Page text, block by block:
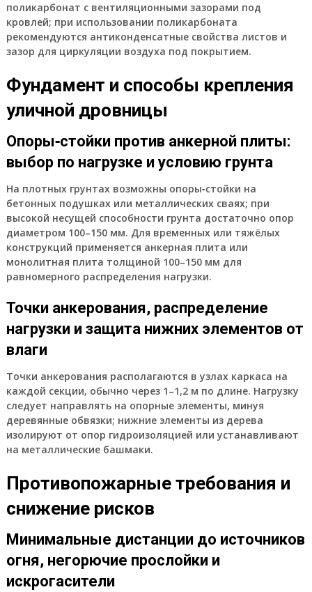
поликарбонат с вентиляционными зазорами под
кровлей; при использовании поликарбоната
рекомендуются антиконденсатные свойства листов и
зазор для циркуляции воздуха под покрытием.
Фундамент и способы крепления
уличной дровницы
Опоры‑стойки против анкерной плиты:
выбор по нагрузке и условию грунта
На плотных грунтах возможны опоры‑стойки на
бетонных подушках или металлических сваях; при
высокой несущей способности грунта достаточно опор
диаметром 100–150 мм. Для временных или тяжёлых
конструкций применяется анкерная плита или
монолитная плита толщиной 100–150 мм для
равномерного распределения нагрузки.
Точки анкерования, распределение
нагрузки и защита нижних элементов от
влаги
Точки анкерования располагаются в узлах каркаса на
каждой секции, обычно через 1–1,2 м по длине. Нагрузку
следует направлять на опорные элементы, минуя
деревянные обвязки; нижние элементы из дерева
изолируют от опор гидроизоляцией или устанавливают
на металлические башмаки.
Противопожарные требования и
снижение рисков
Минимальные дистанции до источников
огня, негорючие прослойки и
искрогасители